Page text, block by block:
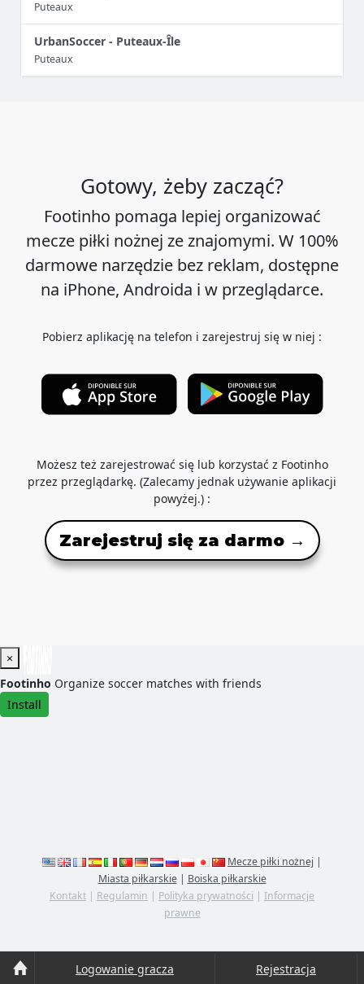
Logowanie gracza Rejestracja
Puteaux
UrbanSoccer - Puteaux-Île
Puteaux
Gotowy, żeby zacząć?
Footinho pomaga lepiej organizować
mecze piłki nożnej ze znajomymi. W 100%
darmowe narzędzie bez reklam, dostępne
na iPhone, Androida i w przeglądarce.
Pobierz aplikację na telefon i zarejestruj się w niej :
Możesz też zarejestrować się lub korzystać z Footinho
przez przeglądarkę. (Zalecamy jednak używanie aplikacji
powyżej.) :
Zarejestruj się za darmo →
×
Footinho Organize soccer matches with friends
Install
Mecze piłki nożnej |
Miasta piłkarskie| Boiska piłkarskie
Kontakt | Regulamin | Polityka prywatności | Informacje
prawne